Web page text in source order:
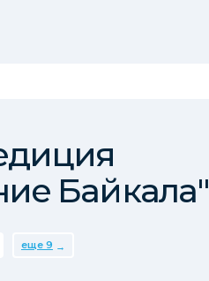
Байкала"
еще 9